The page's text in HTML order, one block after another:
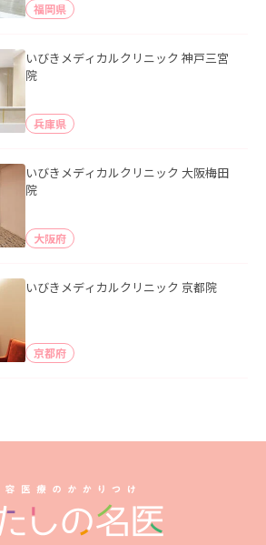
福岡県
いびきメディカルクリニック 神戸三宮
院
兵庫県
いびきメディカルクリニック 大阪梅田
院
大阪府
いびきメディカルクリニック 京都院
京都府